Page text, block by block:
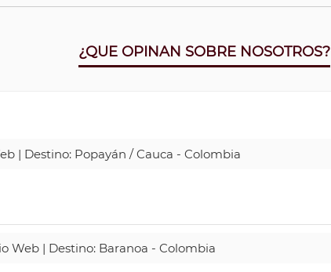
¿QUE OPINAN SOBRE NOSOTROS?
| Destino: Popayán / Cauca - Colombia
Web | Destino: Baranoa - Colombia